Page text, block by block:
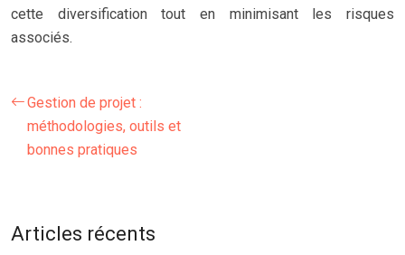
cette diversification tout en minimisant les risques
associés.
Gestion de projet :
méthodologies, outils et
bonnes pratiques
Articles récents